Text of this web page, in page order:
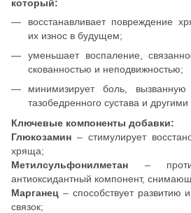
который:
восстанавливает повреждение
их износ в будущем;
уменьшает воспаление,
скованностью и неподвижностью;
минимизирует боль, вызванную
тазобедренного сустава и
Ключевые компоненты добавки:
Глюкозамин – стимулирует
хряща;
Метилсульфонилметан –
антиоксидантный компонент,
Марганец – способствует
связок;